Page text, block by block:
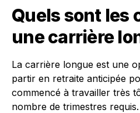
Quels sont les
une carrière
La carrière longue est une
partir en retraite anticipée
commencé à travailler très
nombre de trimestres